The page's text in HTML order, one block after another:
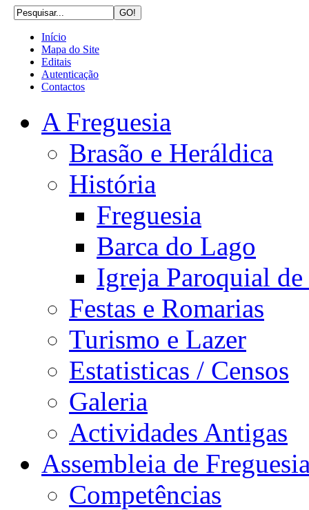
Início
Mapa do Site
Editais
Autenticação
Contactos
A Freguesia
Brasão e Heráldica
História
Freguesia
Barca do Lago
Igreja Paroquial de
Festas e Romarias
Turismo e Lazer
Estatisticas / Censos
Galeria
Actividades Antigas
Assembleia de
Competências